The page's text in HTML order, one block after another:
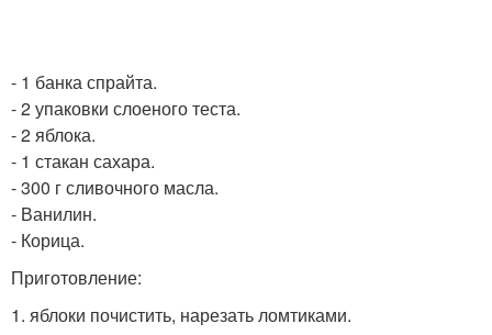
- 1 банка спрайта.
- 2 упаковки слоеного теста.
- 2 яблока.
- 1 стакан сахара.
- 300 г сливочного масла.
- Ванилин.
- Корица.
Приготовление:
1. яблоки почистить, нарезать ломтиками.